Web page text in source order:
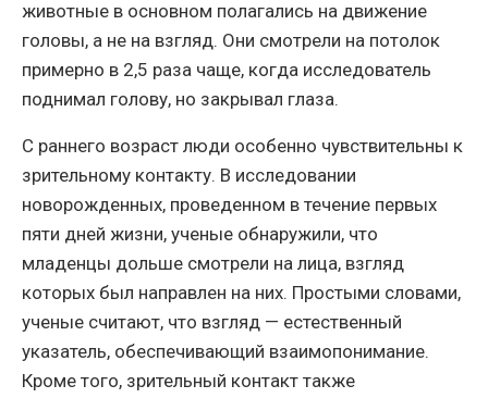
животные в основном полагались на движение
головы, а не на взгляд. Они смотрели на потолок
примерно в 2,5 раза чаще, когда исследователь
поднимал голову, но закрывал глаза.
С раннего возраст люди особенно чувствительны к
зрительному контакту. В исследовании
новорожденных, проведенном в течение первых
пяти дней жизни, ученые обнаружили, что
младенцы дольше смотрели на лица, взгляд
которых был направлен на них. Простыми словами,
ученые считают, что взгляд — естественный
указатель, обеспечивающий взаимопонимание.
Кроме того, зрительный контакт также